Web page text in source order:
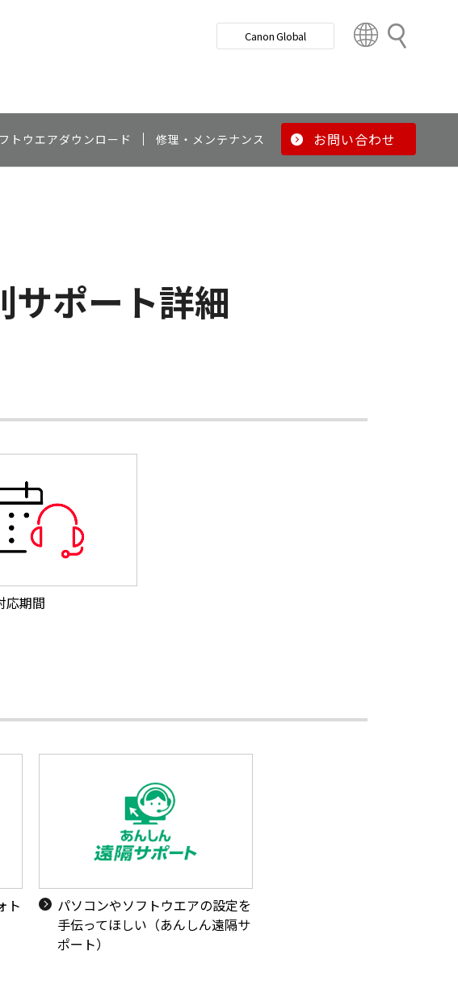
検
Canon Global
t
y
トウエアダウンロード 修理・メンテナンス お問い合わせ
サポート詳細
応期間
ト
パソコンやソフトウエアの設定を
手伝ってほしい（あんしん遠隔サ
ポート）